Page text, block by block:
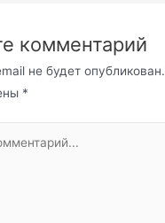
комментарий
не будет опубликован.
*